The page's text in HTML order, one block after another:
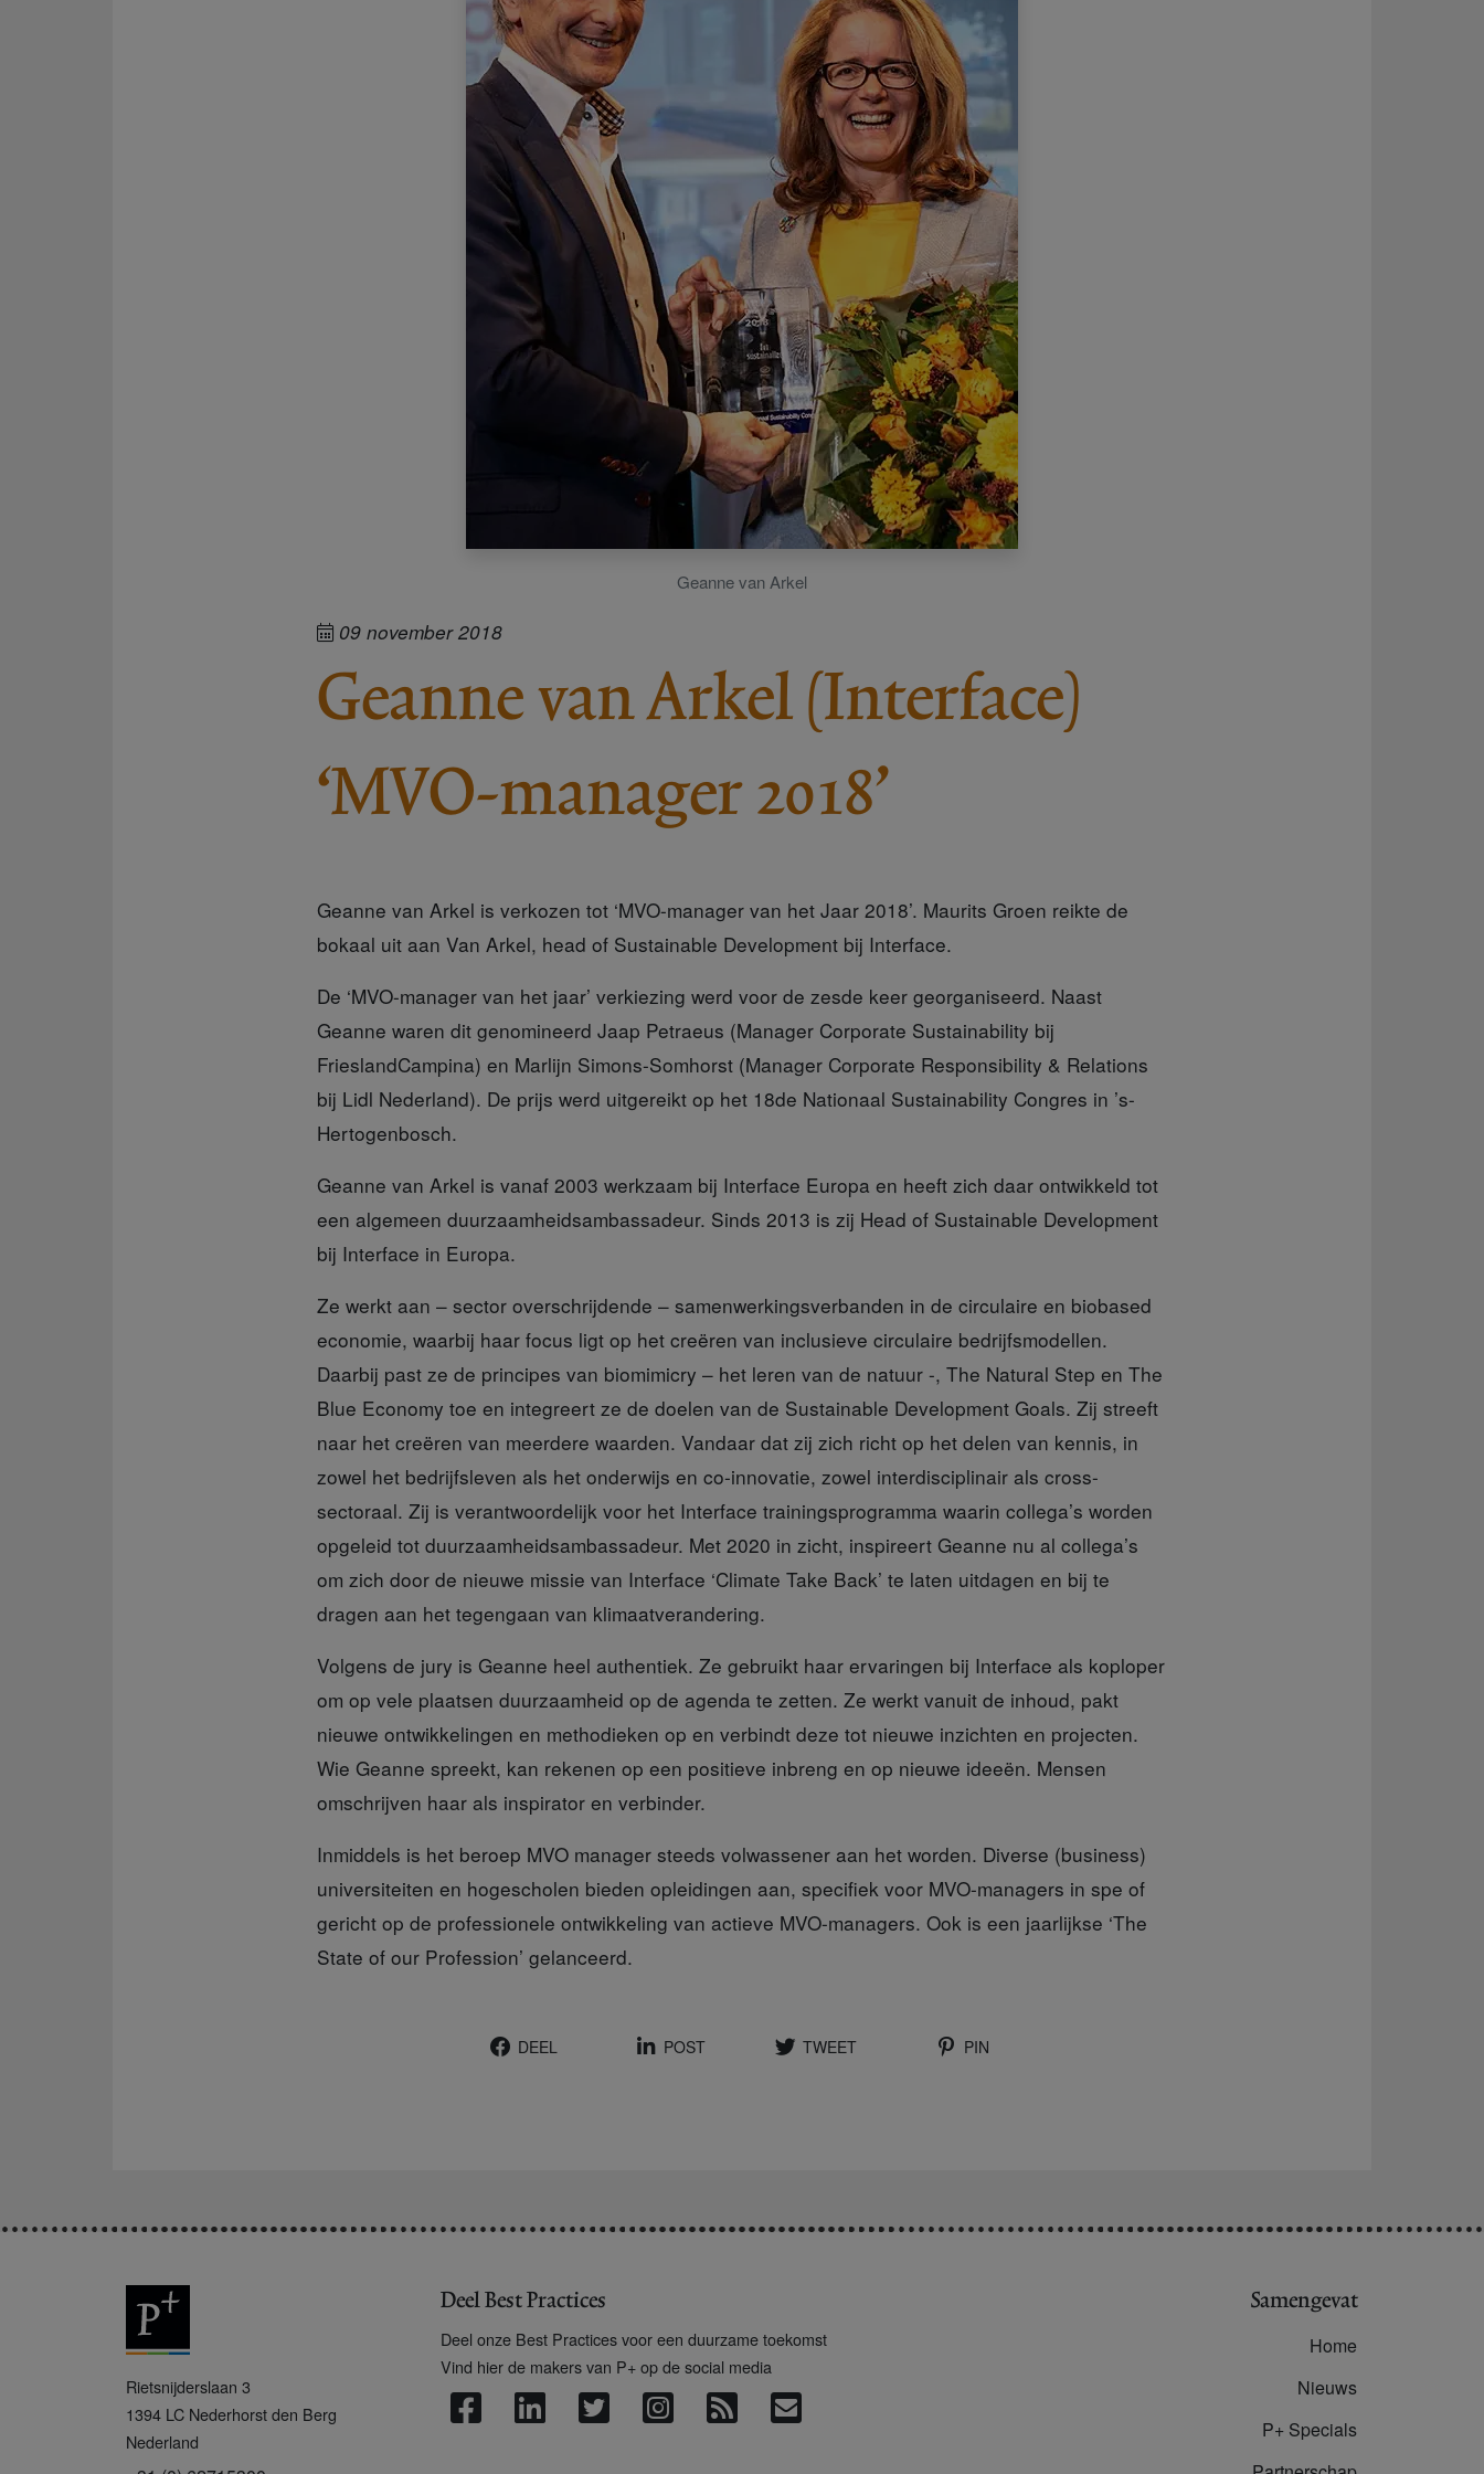
Geanne van Arkel
09 november 2018
Geanne van Arkel (Interface)
‘MVO-manager 2018’
Geanne van Arkel is verkozen tot ‘MVO-manager van het Jaar 2018’. Maurits Groen reikte de
bokaal uit aan Van Arkel, head of Sustainable Development bij Interface.
De ‘MVO-manager van het jaar’ verkiezing werd voor de zesde keer georganiseerd. Naast
Geanne waren dit genomineerd Jaap Petraeus (Manager Corporate Sustainability bij
FrieslandCampina) en Marlijn Simons-Somhorst (Manager Corporate Responsibility & Relations
bij Lidl Nederland). De prijs werd uitgereikt op het 18de Nationaal Sustainability Congres in ’s-
Hertogenbosch.
Geanne van Arkel is vanaf 2003 werkzaam bij Interface Europa en heeft zich daar ontwikkeld tot
een algemeen duurzaamheidsambassadeur. Sinds 2013 is zij Head of Sustainable Development
bij Interface in Europa.
Ze werkt aan – sector overschrijdende – samenwerkingsverbanden in de circulaire en biobased
economie, waarbij haar focus ligt op het creëren van inclusieve circulaire bedrijfsmodellen.
Daarbij past ze de principes van biomimicry – het leren van de natuur -, The Natural Step en The
Blue Economy toe en integreert ze de doelen van de Sustainable Development Goals. Zij streeft
naar het creëren van meerdere waarden. Vandaar dat zij zich richt op het delen van kennis, in
zowel het bedrijfsleven als het onderwijs en co-innovatie, zowel interdisciplinair als cross-
sectoraal. Zij is verantwoordelijk voor het Interface trainingsprogramma waarin collega’s worden
opgeleid tot duurzaamheidsambassadeur. Met 2020 in zicht, inspireert Geanne nu al collega’s
om zich door de nieuwe missie van Interface ‘Climate Take Back’ te laten uitdagen en bij te
dragen aan het tegengaan van klimaatverandering.
Volgens de jury is Geanne heel authentiek. Ze gebruikt haar ervaringen bij Interface als koploper
om op vele plaatsen duurzaamheid op de agenda te zetten. Ze werkt vanuit de inhoud, pakt
nieuwe ontwikkelingen en methodieken op en verbindt deze tot nieuwe inzichten en projecten.
Wie Geanne spreekt, kan rekenen op een positieve inbreng en op nieuwe ideeën. Mensen
omschrijven haar als inspirator en verbinder.
Inmiddels is het beroep MVO manager steeds volwassener aan het worden. Diverse (business)
universiteiten en hogescholen bieden opleidingen aan, specifiek voor MVO-managers in spe of
gericht op de professionele ontwikkeling van actieve MVO-managers. Ook is een jaarlijkse ‘The
State of our Profession’ gelanceerd.
DEEL POST TWEET PIN
+
Rietsnijderslaan 3
1394 LC Nederhorst den Berg
Nederland
Deel Best Practices
Deel onze Best Practices voor een duurzame toekomst
Vind hier de makers van P+ op de social media
Samengevat
Home
Nieuws
P+ Specials